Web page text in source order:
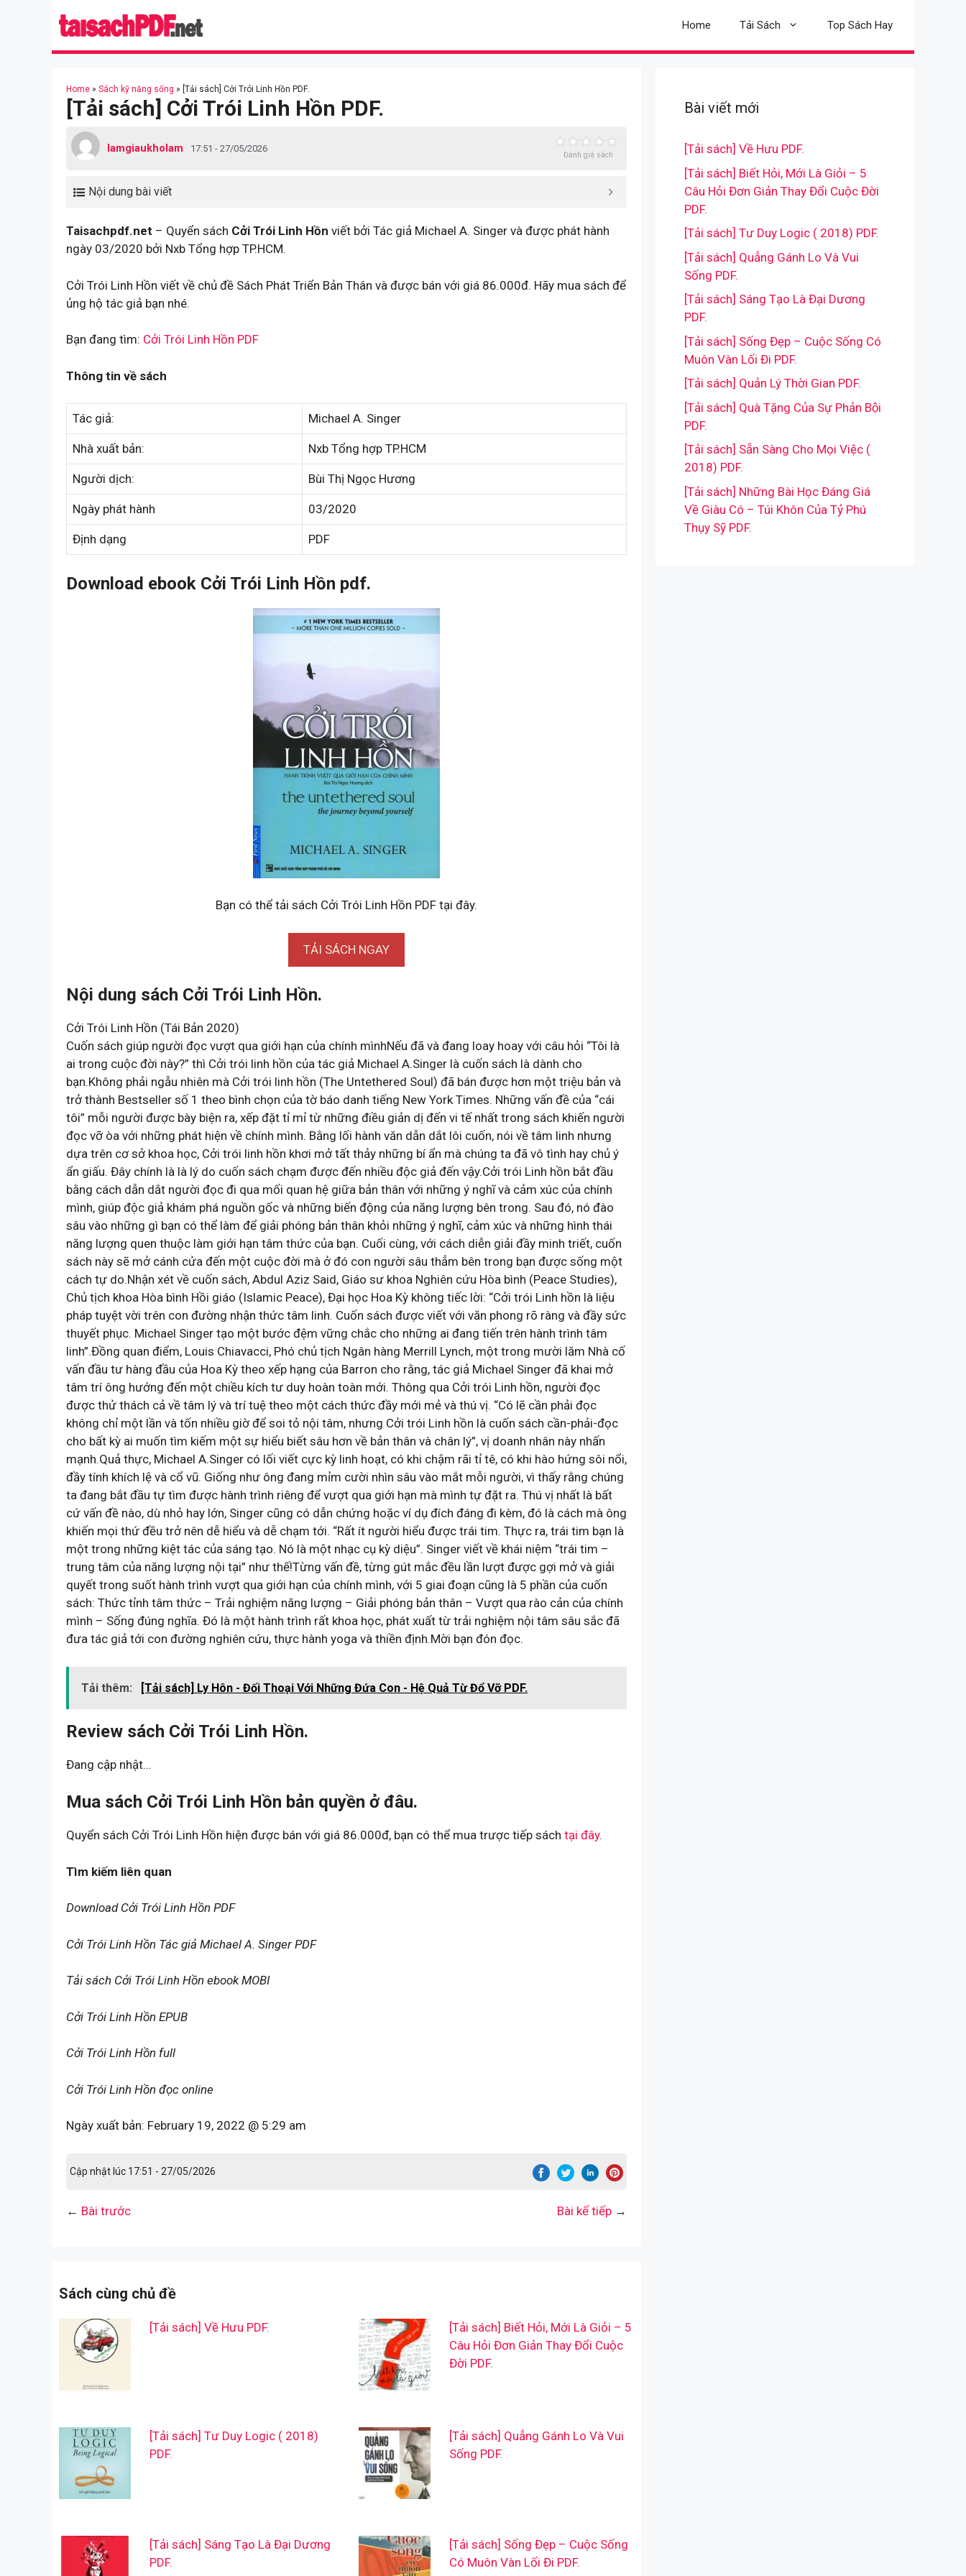
Home Tải Sách Top Sách Hay
Home » Sách kỹ năng sống » [Tải sách] Cởi Trói Linh Hồn PDF.
[Tải sách] Cởi Trói Linh Hồn PDF.
lamgiaukholam 17:51 - 27/05/2026
Đánh giá sách
Nội dung bài viết
Taisachpdf.net – Quyển sách Cởi Trói Linh Hồn viết bởi Tác giả Michael A. Singer và được phát hành
ngày 03/2020 bởi Nxb Tổng hợp TP.HCM.
Cởi Trói Linh Hồn viết về chủ đề Sách Phát Triển Bản Thân và được bán với giá 86.000đ. Hãy mua sách để
ủng hộ tác giả bạn nhé.
Bạn đang tìm: Cởi Trói Linh Hồn PDF
Thông tin về sách
Tác giả: Michael A. Singer
Nhà xuất bản: Nxb Tổng hợp TP.HCM
Người dịch: Bùi Thị Ngọc Hương
Ngày phát hành 03/2020
Định dạng PDF
Download ebook Cởi Trói Linh Hồn pdf.
Bạn có thể tải sách Cởi Trói Linh Hồn PDF tại đây.
TẢI SÁCH NGAY
Nội dung sách Cởi Trói Linh Hồn.
Cởi Trói Linh Hồn (Tái Bản 2020)
Cuốn sách giúp người đọc vượt qua giới hạn của chính mìnhNếu đã và đang loay hoay với câu hỏi “Tôi là
ai trong cuộc đời này?” thì Cởi trói linh hồn của tác giả Michael A.Singer là cuốn sách là dành cho
bạn.Không phải ngẫu nhiên mà Cởi trói linh hồn (The Untethered Soul) đã bán được hơn một triệu bản và
trở thành Bestseller số 1 theo bình chọn của tờ báo danh tiếng New York Times. Những vấn đề của “cái
tôi” mỗi người được bày biện ra, xếp đặt tỉ mỉ từ những điều giản dị đến vi tế nhất trong sách khiến người
đọc vỡ òa với những phát hiện về chính mình. Bằng lối hành văn dẫn dắt lôi cuốn, nói về tâm linh nhưng
dựa trên cơ sở khoa học, Cởi trói linh hồn khơi mở tất thảy những bí ẩn mà chúng ta đã vô tình hay chủ ý
ẩn giấu. Đây chính là là lý do cuốn sách chạm được đến nhiều độc giả đến vậy.Cởi trói Linh hồn bắt đầu
bằng cách dẫn dắt người đọc đi qua mối quan hệ giữa bản thân với những ý nghĩ và cảm xúc của chính
mình, giúp độc giả khám phá nguồn gốc và những biến động của năng lượng bên trong. Sau đó, nó đào
sâu vào những gì bạn có thể làm để giải phóng bản thân khỏi những ý nghĩ, cảm xúc và những hình thái
năng lượng quen thuộc làm giới hạn tâm thức của bạn. Cuối cùng, với cách diễn giải đầy minh triết, cuốn
sách này sẽ mở cánh cửa đến một cuộc đời mà ở đó con người sâu thẳm bên trong bạn được sống một
cách tự do.Nhận xét về cuốn sách, Abdul Aziz Said, Giáo sư khoa Nghiên cứu Hòa bình (Peace Studies),
Chủ tịch khoa Hòa bình Hồi giáo (Islamic Peace), Đại học Hoa Kỳ không tiếc lời: “Cởi trói Linh hồn là liệu
pháp tuyệt vời trên con đường nhận thức tâm linh. Cuốn sách được viết với văn phong rõ ràng và đầy sức
thuyết phục. Michael Singer tạo một bước đệm vững chắc cho những ai đang tiến trên hành trình tâm
linh”.Đồng quan điểm, Louis Chiavacci, Phó chủ tịch Ngân hàng Merrill Lynch, một trong mười lăm Nhà cố
vấn đầu tư hàng đầu của Hoa Kỳ theo xếp hạng của Barron cho rằng, tác giả Michael Singer đã khai mở
tâm trí ông hướng đến một chiều kích tư duy hoàn toàn mới. Thông qua Cởi trói Linh hồn, người đọc
được thử thách cả về tâm lý và trí tuệ theo một cách thức đầy mới mẻ và thú vị. “Có lẽ cần phải đọc
không chỉ một lần và tốn nhiều giờ để soi tỏ nội tâm, nhưng Cởi trói Linh hồn là cuốn sách cần-phải-đọc
cho bất kỳ ai muốn tìm kiếm một sự hiểu biết sâu hơn về bản thân và chân lý”, vị doanh nhân này nhấn
mạnh.Quả thực, Michael A.Singer có lối viết cực kỳ linh hoạt, có khi chậm rãi tỉ tê, có khi hào hứng sôi nổi,
đầy tính khích lệ và cổ vũ. Giống như ông đang mỉm cười nhìn sâu vào mắt mỗi người, vì thấy rằng chúng
ta đang bắt đầu tự tìm được hành trình riêng để vượt qua giới hạn mà mình tự đặt ra. Thú vị nhất là bất
cứ vấn đề nào, dù nhỏ hay lớn, Singer cũng có dẫn chứng hoặc ví dụ đích đáng đi kèm, đó là cách mà ông
khiến mọi thứ đều trở nên dễ hiểu và dễ chạm tới. “Rất ít người hiểu được trái tim. Thực ra, trái tim bạn là
một trong những kiệt tác của sáng tạo. Nó là một nhạc cụ kỳ diệu”. Singer viết về khái niệm “trái tim –
trung tâm của năng lượng nội tại” như thế!Từng vấn đề, từng gút mắc đều lần lượt được gợi mở và giải
quyết trong suốt hành trình vượt qua giới hạn của chính mình, với 5 giai đoạn cũng là 5 phần của cuốn
sách: Thức tỉnh tâm thức – Trải nghiệm năng lượng – Giải phóng bản thân – Vượt qua rào cản của chính
mình – Sống đúng nghĩa. Đó là một hành trình rất khoa học, phát xuất từ trải nghiệm nội tâm sâu sắc đã
đưa tác giả tới con đường nghiên cứu, thực hành yoga và thiền định.Mời bạn đón đọc.
Tải thêm: [Tải sách] Ly Hôn - Đối Thoại Với Những Đứa Con - Hệ Quả Từ Đổ Vỡ PDF.
Review sách Cởi Trói Linh Hồn.
Đang cập nhật…
Mua sách Cởi Trói Linh Hồn bản quyền ở đâu.
Quyển sách Cởi Trói Linh Hồn hiện được bán với giá 86.000đ, bạn có thể mua trược tiếp sách tại đây.
Tìm kiếm liên quan
Download Cởi Trói Linh Hồn PDF
Cởi Trói Linh Hồn Tác giả Michael A. Singer PDF
Tải sách Cởi Trói Linh Hồn ebook MOBI
Cởi Trói Linh Hồn EPUB
Cởi Trói Linh Hồn full
Cởi Trói Linh Hồn đọc online
Ngày xuất bản: February 19, 2022 @ 5:29 am
Cập nhật lúc 17:51 - 27/05/2026
← Bài trước Bài kế tiếp →
Sách cùng chủ đề
[Tải sách] Về Hưu PDF.
[Tải sách] Biết Hỏi, Mới Là Giỏi – 5
Câu Hỏi Đơn Giản Thay Đổi Cuộc
Đời PDF.
[Tải sách] Tư Duy Logic ( 2018)
PDF.
[Tải sách] Quẳng Gánh Lo Và Vui
Sống PDF.
[Tải sách] Sáng Tạo Là Đại Dương
PDF.
[Tải sách] Sống Đẹp – Cuộc Sống
Có Muôn Vàn Lối Đi PDF.
Bài viết mới
[Tải sách] Về Hưu PDF.
[Tải sách] Biết Hỏi, Mới Là Giỏi – 5
Câu Hỏi Đơn Giản Thay Đổi Cuộc Đời
PDF.
[Tải sách] Tư Duy Logic ( 2018) PDF.
[Tải sách] Quẳng Gánh Lo Và Vui
Sống PDF.
[Tải sách] Sáng Tạo Là Đại Dương
PDF.
[Tải sách] Sống Đẹp – Cuộc Sống Có
Muôn Vàn Lối Đi PDF.
[Tải sách] Quản Lý Thời Gian PDF.
[Tải sách] Quà Tặng Của Sự Phản Bội
PDF.
[Tải sách] Sẵn Sàng Cho Mọi Việc (
2018) PDF.
[Tải sách] Những Bài Học Đáng Giá
Về Giàu Có – Túi Khôn Của Tỷ Phú
Thụy Sỹ PDF.